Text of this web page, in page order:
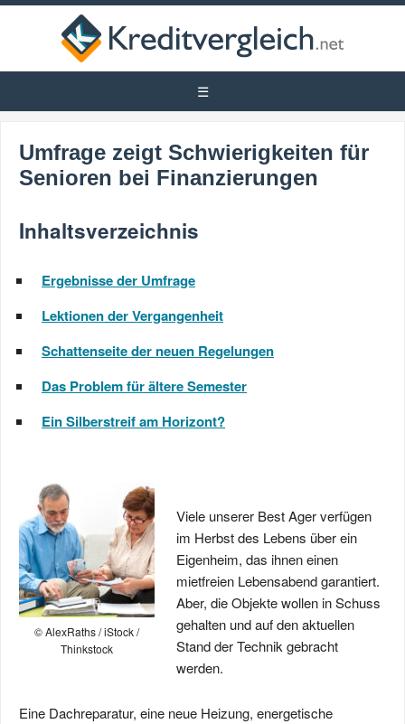
Umfrage zeigt Schwierigkeiten für
Senioren bei Finanzierungen
Inhaltsverzeichnis
Ergebnisse der Umfrage
Lektionen der Vergangenheit
Schattenseite der neuen Regelungen
Das Problem für ältere Semester
Ein Silberstreif am Horizont?
© AlexRaths / iStock /
Thinkstock
Viele unserer Best Ager verfügen
im Herbst des Lebens über ein
Eigenheim, das ihnen einen
mietfreien Lebensabend garantiert.
Aber, die Objekte wollen in Schuss
gehalten und auf den aktuellen
Stand der Technik gebracht
werden.
Eine Dachreparatur, eine neue Heizung, energetische